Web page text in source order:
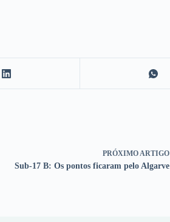
PRÓXIMO ARTIGO
Sub-17 B: Os pontos ficaram pelo Algarve